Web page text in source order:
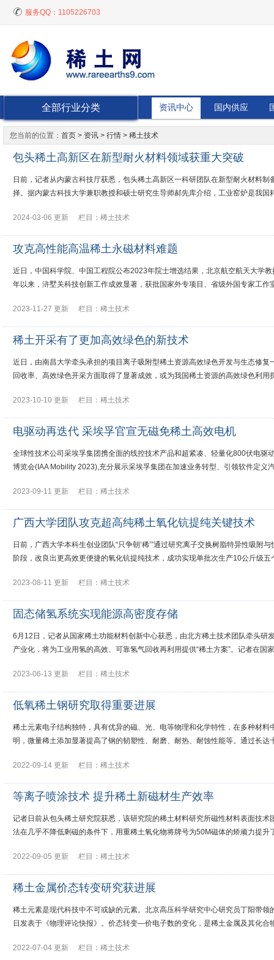
服务QQ： 1105226703
资讯中心 国内供应
全部行业分类
您当前的位置： 首页 > 资讯 > 行情 > 稀土技术
包头稀土高新区在新型耐火材料领域获重大突破
日前，记者从内蒙古科技厅获悉，包头稀土高新区一科研团队在新型耐火材料
择。据内蒙古科技大学兼职教授和硕士研究生导师郝先库介绍，工业窑炉是我
2024-03-06 更新 栏目： 稀土技术
攻克高性能高温稀土永磁材料难题
近日，中国科学院、中国工程院公布2023年院士增选结果，北京航空航天大学
年以来，浒墅关科技创新工作成效显著，获批国家外专项目、省级外国专家工
2023-11-27 更新 栏目： 稀土技术
稀土开采有了更加高效绿色的新技术
近日，由南昌大学牵头承担的项目离子吸附型稀土资源高效绿色开发与生态修
回收率、高效绿色开采方面取得了显著成效，或为我国稀土资源的高效绿色利
2023-10-10 更新 栏目： 稀土技术
电驱动再迭代 采埃孚官宣无磁免稀土高效电机
全球性技术公司采埃孚集团携全面的线控技术产品和超紧凑、轻量化800伏电
博览会(IAA Mobility 2023),充分展示采埃孚集团在加速业务转型、引领软件定义
2023-09-11 更新 栏目： 稀土技术
广西大学团队攻克超高纯稀土氧化钪提纯关键技术
日前，广西大学本科生创业团队“只争朝‘稀’”通过研究离子交换树脂特异性吸
阶段，改良出更高效更便捷的氧化钪提纯技术，成功实现单批次生产10公斤级
2023-08-11 更新 栏目： 稀土技术
固态储氢系统实现能源高密度存储
6月12日，记者从国家稀土功能材料创新中心获悉，由北方稀土技术团队牵头
产业化，将为工业用氢的高效、可靠氢气回收再利用提供“稀土方案”。记者在
2023-06-13 更新 栏目： 稀土技术
低氧稀土钢研究取得重要进展
稀土元素电子结构独特，具有优异的磁、光、电等物理和化学特性，在多种材
明，微量稀土添加显著提高了钢的韧塑性、耐磨、耐热、耐蚀性能等。通过长
2022-09-14 更新 栏目： 稀土技术
等离子喷涂技术 提升稀土新磁材生产效率
记者日前从包头稀土研究院获悉，该研究院的稀土材料研究所磁性材料表面技
法在几乎不降低剩磁的条件下，用重稀土氧化物将牌号为50M磁体的矫顽力提
2022-09-05 更新 栏目： 稀土技术
稀土金属价态转变研究获进展
稀土元素是现代科技中不可或缺的元素。北京高压科学研究中心研究员丁阳带
日发表于《物理评论快报》。价态转变—价电子数的变化，是稀土金属及其化
2022-07-04 更新 栏目： 稀土技术